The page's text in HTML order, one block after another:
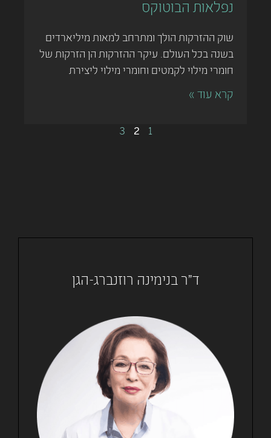
נפלאות הבוטוקס
שוק ההזרקות הולך ומתרחב למאות מיליארדים
בשנה בכל העולם. עיקר ההזרקות הן הזרקות של
חומרי מילוי לקמטים וחומרי מילוי ליצירת
קרא עוד »
1
2
3
ד"ר בנימינה רוזנברג-הגן